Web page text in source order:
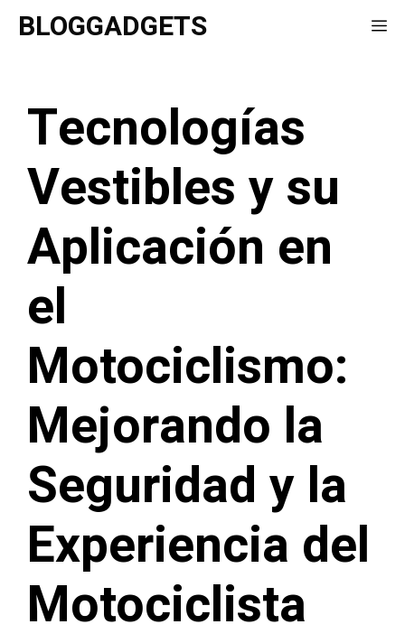
SaltarBLOGGADGETS
Tecnologías
Vestibles y su
Aplicación en
el
Motociclismo:
Mejorando la
Seguridad y la
Experiencia del
Motociclista